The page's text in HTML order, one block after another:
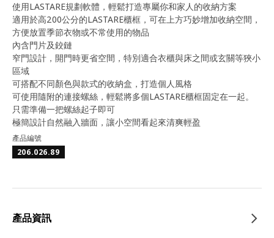
使用LASTARE規劃軟體，輕鬆打造專屬你和家人的收納方案
適用於高200公分的LASTARE櫃框，可在上方巧妙增加收納空間，
方便放置季節衣物或不常使用的物品
內含門片及鉸鏈
窄門設計，開門時更省空間，特別適合衣櫃與床之間或玄關等狹小
區域
可搭配不同顏色與款式的收納盒，打造個人風格
可使用隨附的連接螺絲，輕鬆將多個LASTARE櫃框固定在一起。
只需準備一把螺絲起子即可
極簡設計自然融入牆面，讓小空間看起來清爽輕盈
產品編號
206.026.89
產品資訊